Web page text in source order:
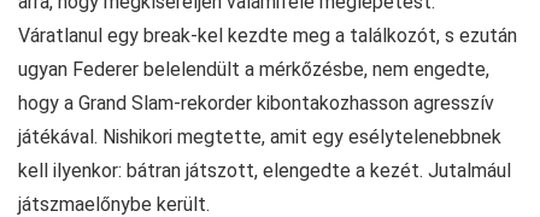
Váratlanul egy break-kel kezdte meg a találkozót, s ezután
ugyan Federer belelendült a mérkőzésbe, nem engedte,
hogy a Grand Slam-rekorder kibontakozhasson agresszív
játékával. Nishikori megtette, amit egy esélytelenebbnek
kell ilyenkor: bátran játszott, elengedte a kezét. Jutalmául
játszmaelőnybe került.